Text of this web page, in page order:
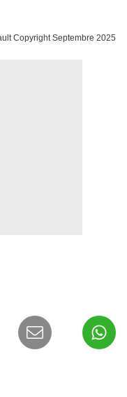
Copyright Septembre 2025